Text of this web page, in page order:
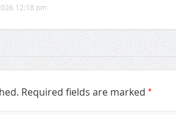
12:18 pm
Required fields are marked *